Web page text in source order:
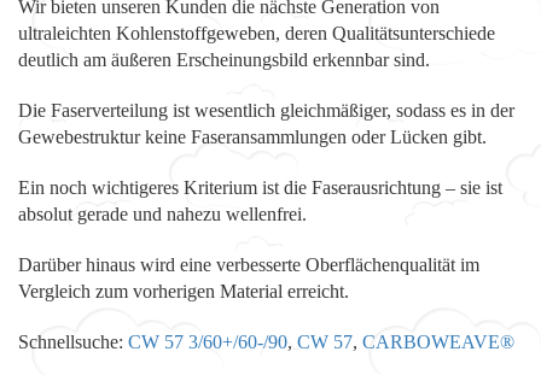
Wir bieten unseren Kunden die nächste Generation von
ultraleichten Kohlenstoffgeweben, deren Qualitätsunterschiede
deutlich am äußeren Erscheinungsbild erkennbar sind.
Die Faserverteilung ist wesentlich gleichmäßiger, sodass es in der
Gewebestruktur keine Faseransammlungen oder Lücken gibt.
Ein noch wichtigeres Kriterium ist die Faserausrichtung – sie ist
absolut gerade und nahezu wellenfrei.
Darüber hinaus wird eine verbesserte Oberflächenqualität im
Vergleich zum vorherigen Material erreicht.
Schnellsuche: CW 57 3/60+/60-/90, CW 57, CARBOWEAVE®